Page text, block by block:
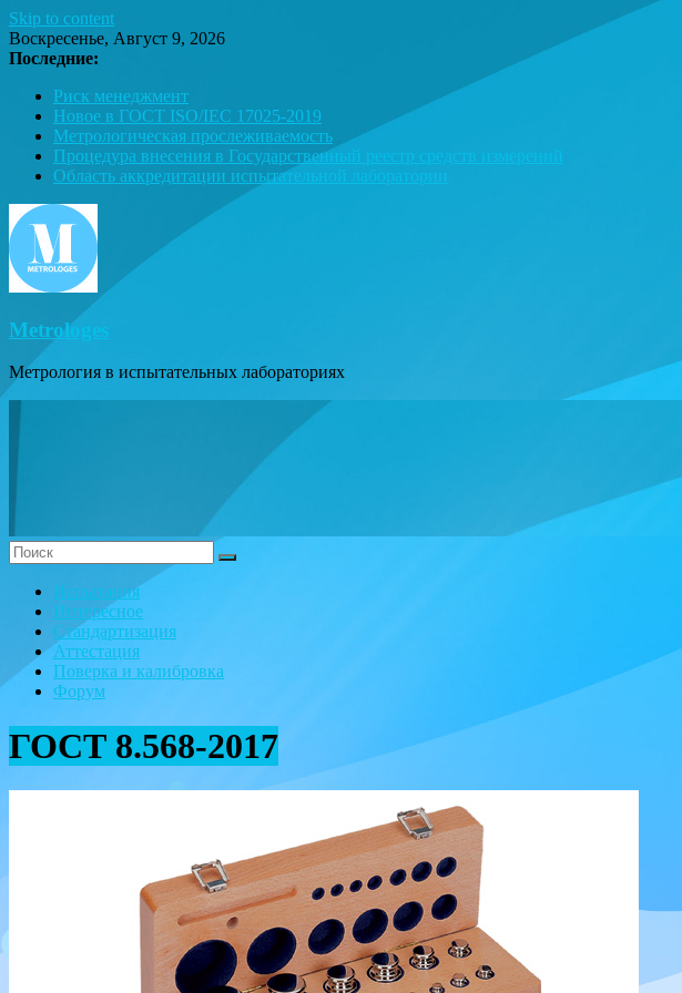
Skip to content
Воскресенье, Август 9, 2026
Последние:
Риск менеджмент
Новое в ГОСТ ISO/IEC 17025-2019
Метрологическая прослеживаемость
Процедура внесения в Государственный реестр средств измерений
Область аккредитации испытательной лаборатории
Metrologes
Метрология в испытательных лабораториях
Испытания
Интересное
Стандартизация
Аттестация
Поверка и калибровка
Форум
ГОСТ 8.568-2017